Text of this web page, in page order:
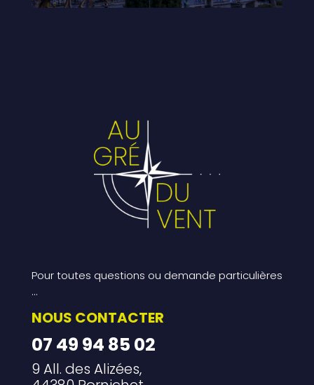
Pour toutes questions ou demande particulières
…
NOUS CONTACTER
07 49 94 85 02
9 All. des Alizées,